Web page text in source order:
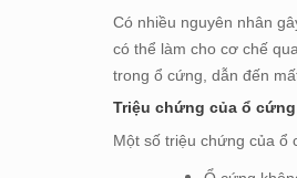
Có nhiều nguyên nhân
có thể làm cho cơ chế
trong ổ cứng, dẫn đến
Triệu chứng của ổ
Một số triệu chứng của ổ